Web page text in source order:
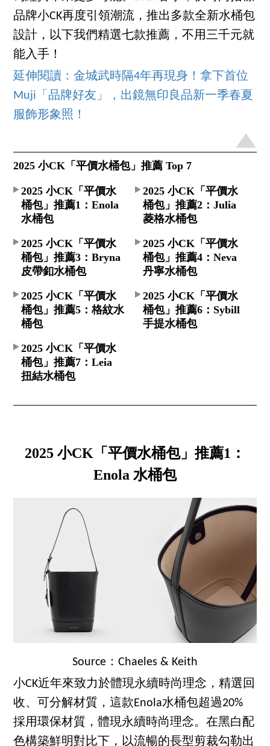
品牌小CK再度引領潮流，推出多款全新水桶包
設計，以下我們精選七款推薦，不用三千元就
能入手！
延伸閱讀：金城武時隔4年再現身！拿下首位
Muji「品牌好友」，出鏡無印良品新一季春夏
服飾形象照！
2025 小CK「平價水桶包」推薦 Top 7
2025 小CK「平價水
桶包」推薦1：Enola
水桶包
2025 小CK「平價水
桶包」推薦2：Julia
菱格水桶包
2025 小CK「平價水
桶包」推薦3：Bryna
皮帶釦水桶包
2025 小CK「平價水
桶包」推薦4：Neva
丹寧水桶包
2025 小CK「平價水
桶包」推薦5：格紋水
桶包
2025 小CK「平價水
桶包」推薦6：Sybill
手提水桶包
2025 小CK「平價水
桶包」推薦7：Leia
扭結水桶包
2025 小CK「平價水桶包」推薦1：
Enola 水桶包
Source：Chaeles & Keith
小CK近年來致力於體現永續時尚理念，精選回
收、可分解材質，這款Enola水桶包超過20%
採用環保材質，體現永續時尚理念。在黑白配
色構築鮮明對比下，以流暢的長型剪裁勾勒出